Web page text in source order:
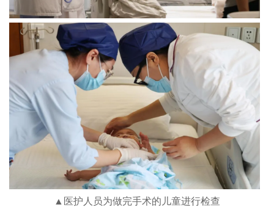
▲医护人员为做完手术的儿童进行检查